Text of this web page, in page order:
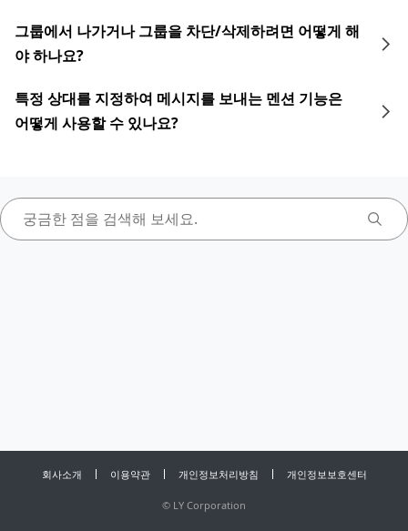
그룹에서 나가거나 그룹을 차단/삭제하려면 어떻게 해
야 하나요?
특정 상대를 지정하여 메시지를 보내는 멘션 기능은
어떻게 사용할 수 있나요?
회사소개 이용약관 개인정보처리방침 개인정보보호센터
© LY Corporation